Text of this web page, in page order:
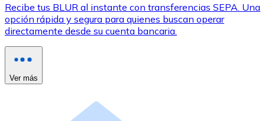
Recibe tus BLUR al instante con transferencias SEPA. Una
opción rápida y segura para quienes buscan operar
directamente desde su cuenta bancaria.
Ver más